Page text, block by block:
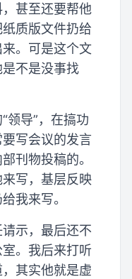
甚至还要帮他
质版文件扔给
。可是这个文
不是没事找
领导”，在搞功
写会议的发言
刊物投稿的。
写，基层反映
我来写。
示，最后还不
。我后来打听
其实他就是虚